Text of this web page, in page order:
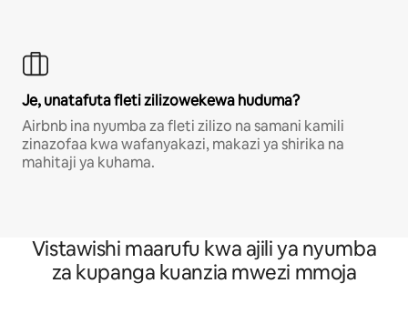
Je, unatafuta fleti zilizowekewa huduma?
Airbnb ina nyumba za fleti zilizo na samani kamili
zinazofaa kwa wafanyakazi, makazi ya shirika na
mahitaji ya kuhama.
Vistawishi maarufu kwa ajili ya nyumba
za kupanga kuanzia mwezi mmoja